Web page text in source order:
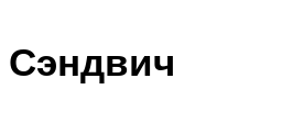
Сэндвич